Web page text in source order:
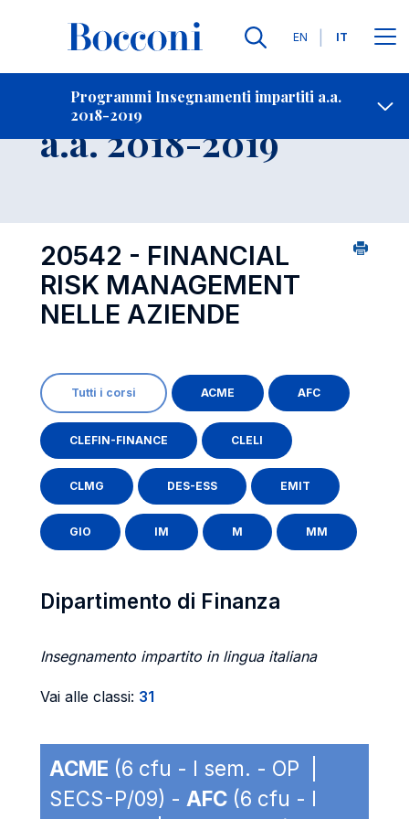
Lingue
EN IT
Programmi Insegnamenti impartiti a.a.
2018-2019
Contatti
Insegnamento
a.a. 2018-2019
20542 - FINANCIAL
RISK MANAGEMENT
NELLE AZIENDE
Tutti i corsi ACME AFC
CLEFIN-FINANCE CLELI
CLMG DES-ESS EMIT
GIO IM M MM
Dipartimento di Finanza
Insegnamento impartito in lingua italiana
Vai alle classi: 31
ACME (6 cfu - I sem. - OP |
SECS-P/09) - AFC (6 cfu - I